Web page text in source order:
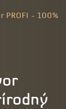
PROFI - 100%